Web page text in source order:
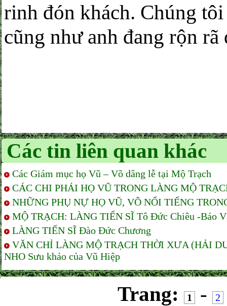
rinh đón khách. Chúng
cũng như anh đang rộn
Các tin liên quan khác
Các Giám mục họ Vũ – Võ dâng lễ tại Mộ Trạch
CÁC CHI PHÁI HỌ VŨ TRONG LÀNG MỘ
NHỮNG PHỤ NỰ HỌ VŨ, VÕ NỔI TIẾNG
MỘ TRẠCH: LÀNG TIẾN SĨ Tô Đức Chiêu -Báo
LÀNG TIẾN SĨ Đào Đức Chương
VĂN CHỈ LÀNG MỘ TRẠCH THỜI XƯA (HẢI
NHO Sưu khảo của Vũ Hiệp
Trang: 1 - 2